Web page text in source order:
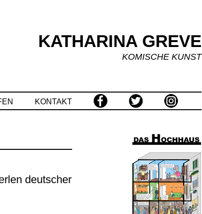
KATHARINA GREVE
KOMISCHE KUNST
KONTAKT
deutscher